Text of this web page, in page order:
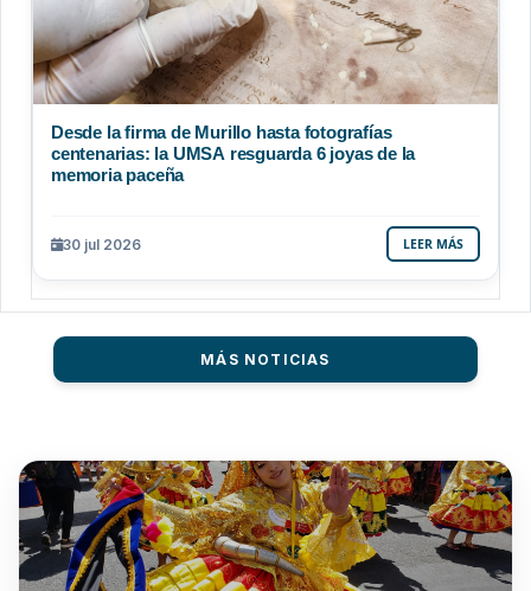
Desde la firma de Murillo hasta fotografías
centenarias: la UMSA resguarda 6 joyas de la
memoria paceña
30 jul 2026 LEER MÁS
MÁS NOTICIAS